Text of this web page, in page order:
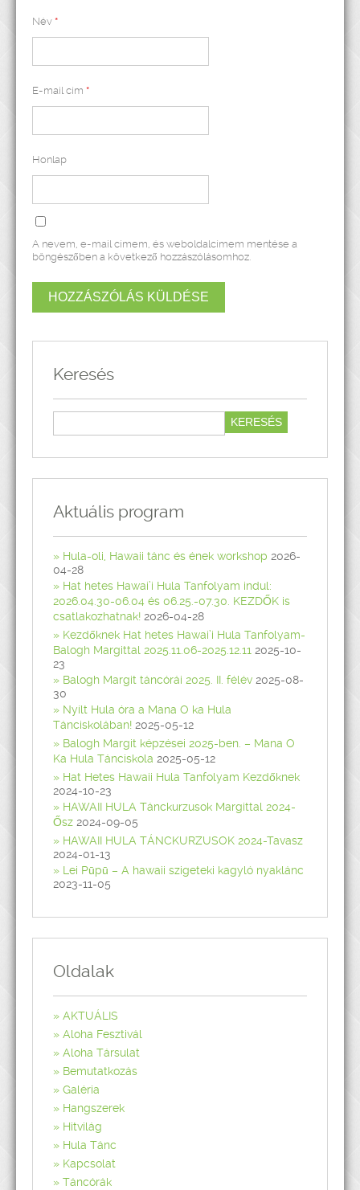
Név *
E-mail cím *
Honlap
A nevem, e-mail címem, és weboldalcímem mentése a
böngészőben a következő hozzászólásomhoz.
Keresés
Aktuális program
Hula-oli, Hawaii tánc és ének workshop 2026-
04-28
Hat hetes Hawai’i Hula Tanfolyam indul:
2026.04.30-06.04 és 06.25.-07.30. KEZDŐK is
csatlakozhatnak! 2026-04-28
Kezdőknek Hat hetes Hawai’i Hula Tanfolyam-
Balogh Margittal 2025.11.06-2025.12.11 2025-10-
23
Balogh Margit táncórái 2025. II. félév 2025-08-
30
Nyílt Hula óra a Mana O ka Hula
Tánciskolában! 2025-05-12
Balogh Margit képzései 2025-ben. – Mana O
Ka Hula Tánciskola 2025-05-12
Hat Hetes Hawaii Hula Tanfolyam Kezdőknek
2024-10-23
HAWAII HULA Tánckurzusok Margittal 2024-
Ősz 2024-09-05
HAWAII HULA TÁNCKURZUSOK 2024-Tavasz
2024-01-13
Lei Pūpū – A hawaii szigeteki kagyló nyaklánc
2023-11-05
Oldalak
AKTUÁLIS
Aloha Fesztivál
Aloha Társulat
Bemutatkozás
Galéria
Hangszerek
Hitvilág
Hula Tánc
Kapcsolat
Táncórák